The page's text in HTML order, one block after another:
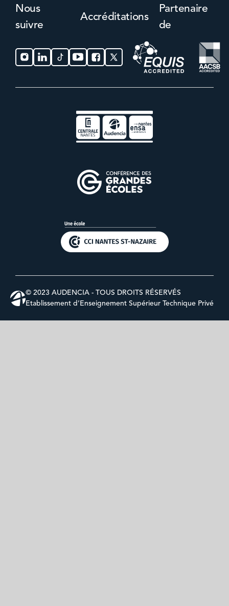
Nous
suivre
Accréditations
Partenaire
de
© 2023 AUDENCIA - TOUS DROITS RÉSERVÉS
Etablissement d’Enseignement Supérieur Technique Privé